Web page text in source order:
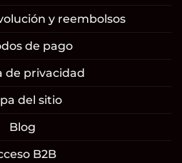
y reembolsos
de pago
de privacidad
del sitio
Blog
B2B